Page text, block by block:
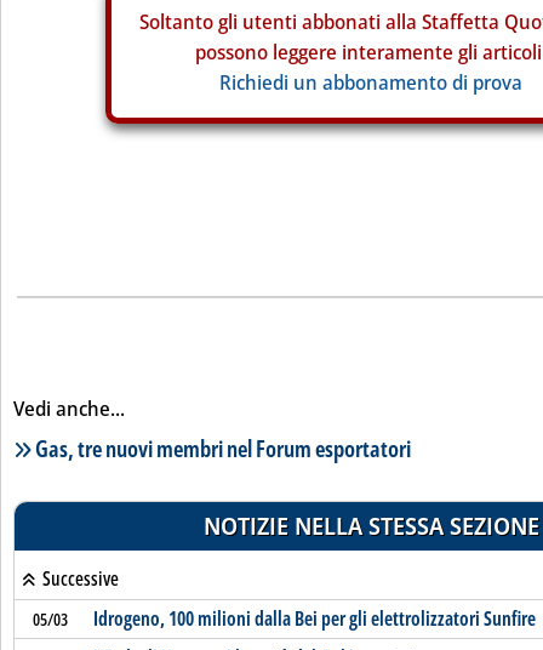
Soltanto gli utenti abbonati alla Staffetta
possono leggere interamente gli
Richiedi un abbonamento di prova
Vedi anche...
Lista notizie correlate
Gas, tre nuovi membri nel Forum esportatori
NOTIZIE NELLA STESSA SEZIONE
Successive
05/03 Idrogeno, 100 milioni dalla Bei per gli elettrolizzatori Sunfire